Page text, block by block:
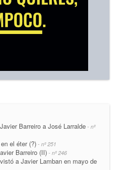
Barreiro a José Larralde - nº
el éter (?) - nº 251
Barreiro (II) - nº 246
a Javier Lamban en mayo de